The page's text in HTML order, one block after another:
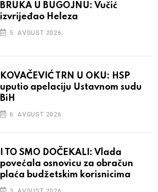
BRUKA U BUGOJNU: Vučić
izvrijeđao Heleza
5. AVGUST 2026.
KOVAČEVIĆ TRN U OKU: HSP
uputio apelaciju Ustavnom sudu
BiH
6. AVGUST 2026.
I TO SMO DOČEKALI: Vlada
povećala osnovicu za obračun
plaća budžetskim korisnicima